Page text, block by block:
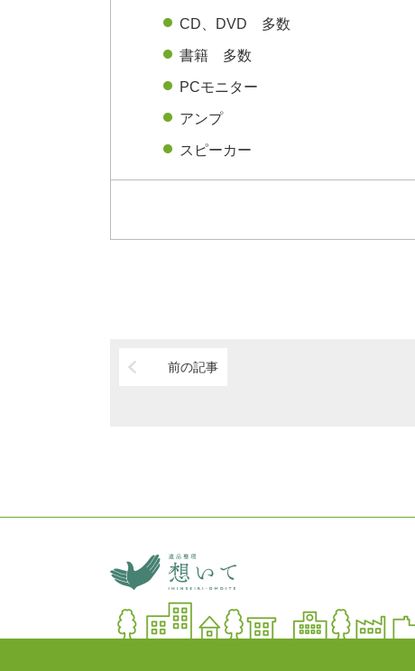
CD、DVD 多数
書籍 多数
PCモニター
アンプ
スピーカー
前の記事